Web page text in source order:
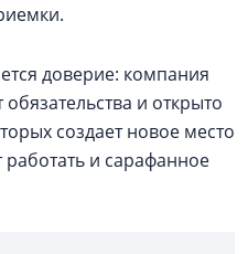
доверие: компания
и открыто
создает новое место
и сарафанное